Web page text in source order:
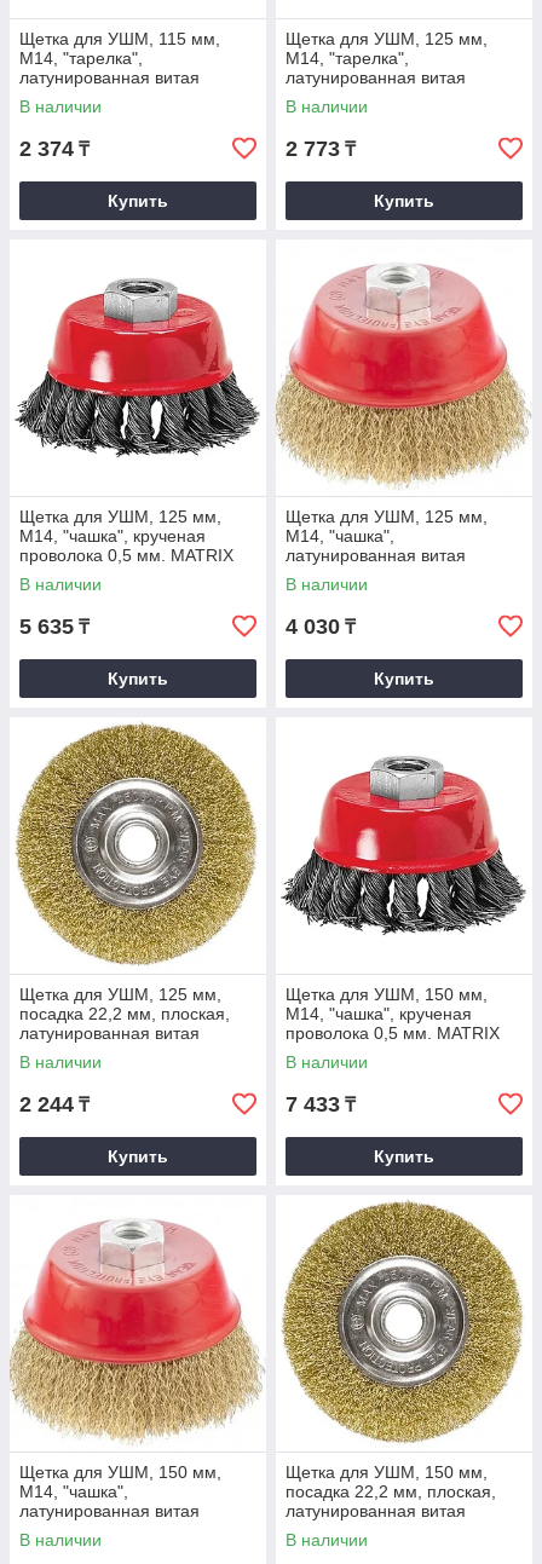
Щетка для УШМ, 115 мм,
М14, "тарелка",
латунированная витая
проволока. MATRIX
В наличии
2 374 ₸
Купить
Щетка для УШМ, 125 мм,
М14, "тарелка",
латунированная витая
проволока. MATRIX
В наличии
2 773 ₸
Купить
Щетка для УШМ, 125 мм,
М14, "чашка", крученая
проволока 0,5 мм. MATRIX
В наличии
5 635 ₸
Купить
Щетка для УШМ, 125 мм,
М14, "чашка",
латунированная витая
проволока. MATRIX
В наличии
4 030 ₸
Купить
Щетка для УШМ, 125 мм,
посадка 22,2 мм, плоская,
латунированная витая
проволока. MATRIX
В наличии
2 244 ₸
Купить
Щетка для УШМ, 150 мм,
М14, "чашка", крученая
проволока 0,5 мм. MATRIX
В наличии
7 433 ₸
Купить
Щетка для УШМ, 150 мм,
М14, "чашка",
латунированная витая
проволока. MATRIX
В наличии
Щетка для УШМ, 150 мм,
посадка 22,2 мм, плоская,
латунированная витая
проволока. MATRIX
В наличии